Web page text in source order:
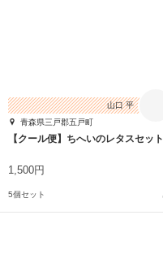
山口 平
青森県三戸郡五戸町
【クール便】ちへいのレタスセット
1,500円
5個セット